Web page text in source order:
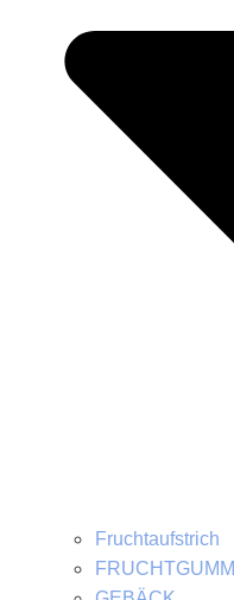
Fruchtaufstrich
FRUCHTGUMMI